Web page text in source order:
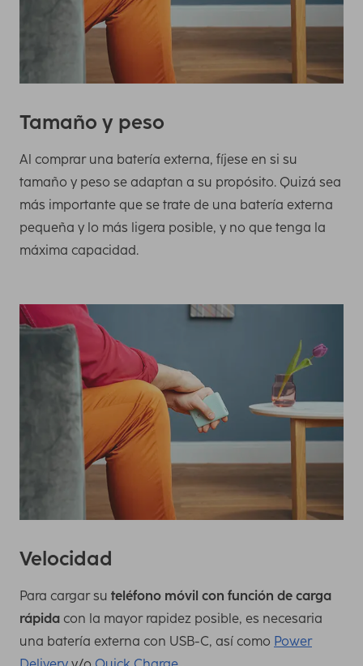
Tamaño y peso
Al comprar una batería externa, fíjese en si su
tamaño y peso se adaptan a su propósito. Quizá sea
más importante que se trate de una batería externa
pequeña y lo más ligera posible, y no que tenga la
máxima capacidad.
Velocidad
Para cargar su teléfono móvil con función de carga
rápida con la mayor rapidez posible, es necesaria
una batería externa con USB-C, así como Power